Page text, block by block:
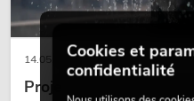
14.05.2026
Projecteurs à tête
Cookies et
confidentialité